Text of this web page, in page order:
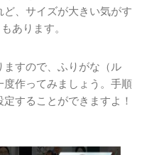
、サイズが大きい気がす
あります。
すので、ふりがな（ル
作ってみましょう。手順
することができますよ！